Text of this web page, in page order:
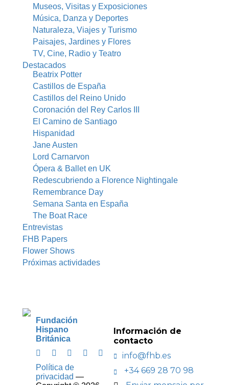
Museos, Visitas y Exposiciones
Música, Danza y Deportes
Naturaleza, Viajes y Turismo
Paisajes, Jardines y Flores
TV, Cine, Radio y Teatro
Destacados
Beatrix Potter
Castillos de España
Castillos del Reino Unido
Coronación del Rey Carlos III
El Camino de Santiago
Hispanidad
Jane Austen
Lord Carnarvon
Ópera & Ballet en UK
Redescubriendo a Florence Nightingale
Remembrance Day
Semana Santa en España
The Boat Race
Entrevistas
FHB Papers
Flower Shows
Próximas actividades
Fundación
Hispano
Británica
Política de
privacidad —
Información de
contacto
info@fhb.es
+34 669 28 70 98